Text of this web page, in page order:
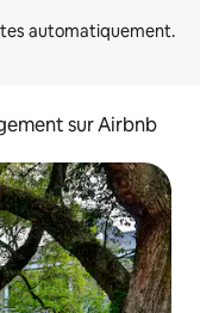
sur Airbnb